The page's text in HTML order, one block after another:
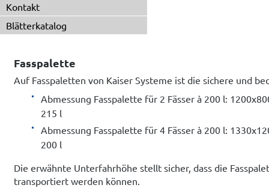
Kontakt
Blätterkatalog
Fasspalette
Auf Fasspaletten von Kaiser Systeme ist die sichere und
Abmessung Fasspalette für 2 Fässer à 200 l:
215 l
Abmessung Fasspalette für 4 Fässer à 200 l:
200 l
Die erwähnte Unterfahrhöhe stellt sicher, dass die
transportiert werden können.